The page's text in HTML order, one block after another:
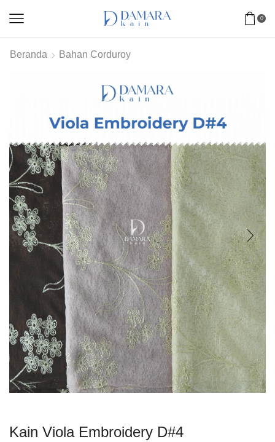
0
Beranda Bahan Corduroy
Kain Viola Embroidery D#4